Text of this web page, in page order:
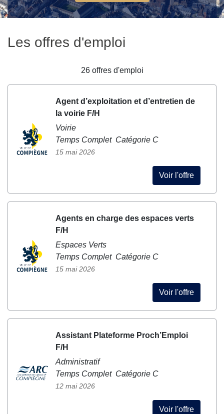
Les offres d'emploi
26offres d'emploi
Agent d’exploitation et d’entretien de
la voirie F/H
Voirie
Temps Complet Catégorie C
15 mai 2026
Voir l'offre
Agents en charge des espaces verts
F/H
Espaces Verts
Temps Complet Catégorie C
15 mai 2026
Voir l'offre
Assistant Plateforme Proch’Emploi
F/H
Administratif
Temps Complet Catégorie C
12 mai 2026
Voir l'offre